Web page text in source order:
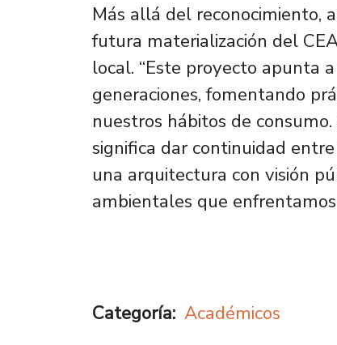
Más allá del reconocimiento,
futura materialización del
local. “Este proyecto apunta
generaciones, fomentando
nuestros hábitos de
significa dar continuidad
una arquitectura con visión
ambientales que
Categoría Académicos